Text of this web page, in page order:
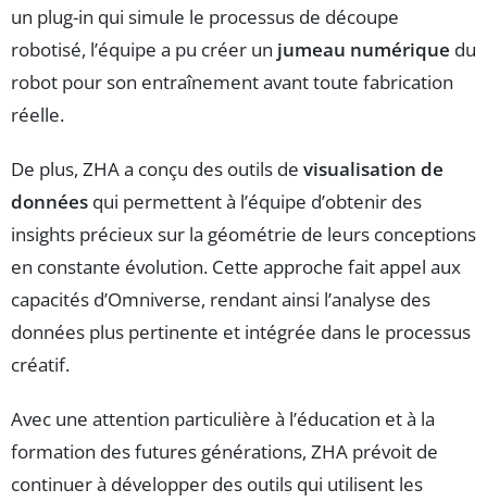
un plug-in qui simule le processus de découpe
robotisé, l’équipe a pu créer un jumeau numérique du
robot pour son entraînement avant toute fabrication
réelle.
De plus, ZHA a conçu des outils de visualisation de
données qui permettent à l’équipe d’obtenir des
insights précieux sur la géométrie de leurs conceptions
en constante évolution. Cette approche fait appel aux
capacités d’Omniverse, rendant ainsi l’analyse des
données plus pertinente et intégrée dans le processus
créatif.
Avec une attention particulière à l’éducation et à la
formation des futures générations, ZHA prévoit de
continuer à développer des outils qui utilisent les